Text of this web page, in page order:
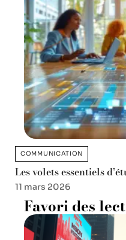
COMMUNICATION
Les volets essentiels
11 mars 2026
Favori des